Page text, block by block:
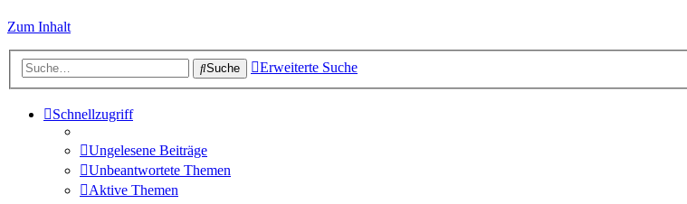
Zum Inhalt
Suche Erweiterte Suche
Schnellzugriff
Ungelesene Beiträge
Unbeantwortete Themen
Aktive Themen